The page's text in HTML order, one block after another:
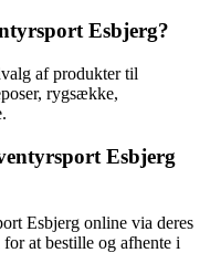
Esbjerg?
af produkter til
rygsække,
Esbjerg
Esbjerg online via deres
at bestille og afhente i